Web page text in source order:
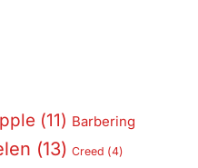
(11) Barbering
(13) Creed (4)